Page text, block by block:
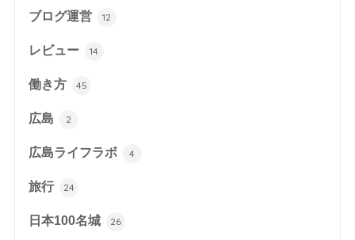
ブログ運営 12
レビュー 14
働き方 45
広島 2
広島ライフラボ 4
旅行 24
日本100名城 26